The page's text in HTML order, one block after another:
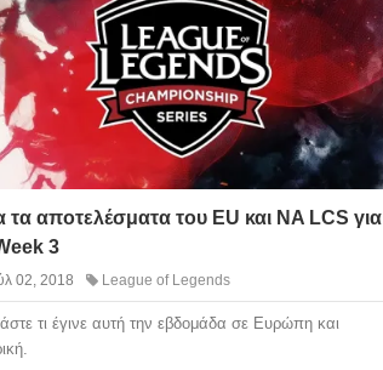
τα αποτελέσματα του EU και NA LCS για
3
02, 2018 League of Legends
τι έγινε αυτή την εβδομάδα σε Ευρώπη και